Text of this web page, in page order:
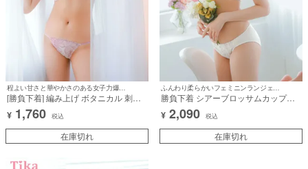
[勝負下着] 編み上げ ボタニカル 刺繍
レース ワイヤー 脇高 ブラジャー＆シ
ョーツ2点セット
¥ 1,760 税込
在庫切れ
勝負下着 シアーブロッサムカップブ
ラジャー＆ショーツ2点セット
¥ 2,090 税込
在庫切れ